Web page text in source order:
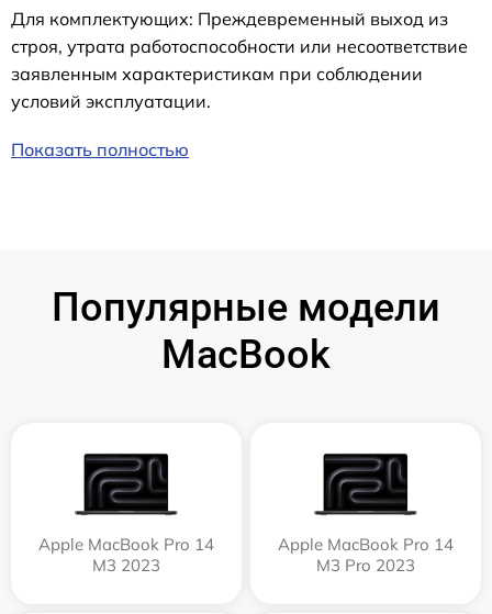
Для комплектующих: Преждевременный выход из
строя, утрата работоспособности или несоответствие
заявленным характеристикам при соблюдении
условий эксплуатации.
Показать полностью
Популярные модели
MacBook
Apple MacBook Pro 14
M3 2023
Apple MacBook Pro 14
M3 Pro 2023